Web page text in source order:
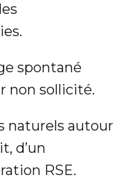
spontané
non sollicité.
naturels autour
d’un
RSE.